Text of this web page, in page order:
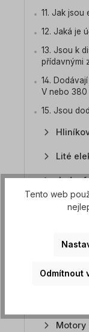
11. Jak
12. Jaká je
13. Jsou k
přídavnými
14.
V nebo 380
15. Jsou
Lité
Motory
Motory
Tento web
Odmítnout